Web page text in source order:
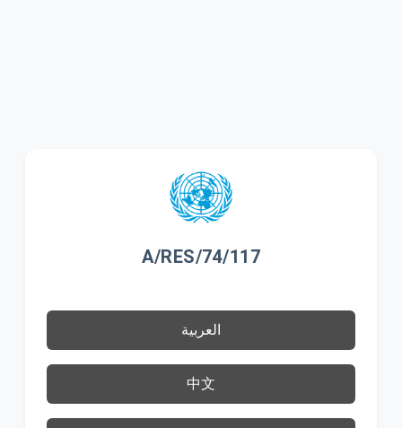
A/RES/74/117
العربية
中文